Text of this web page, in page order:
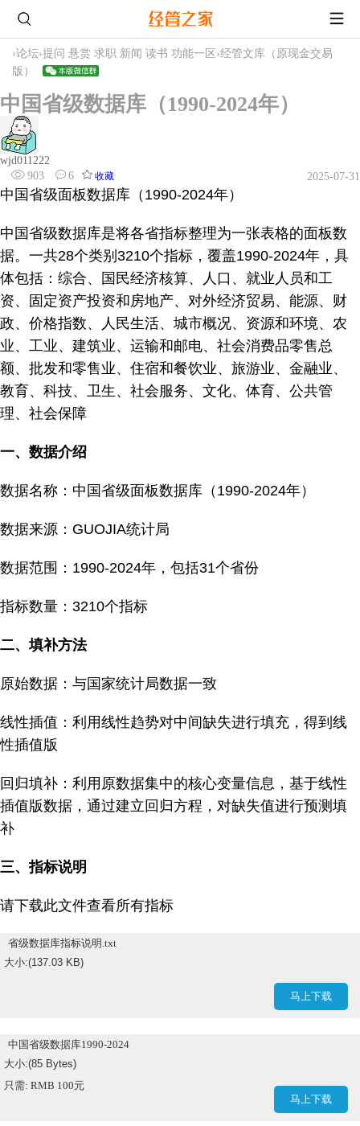
›论坛›提问 悬赏 求职 新闻 读书 功能一区 ›经管文库（原现金交易
版）
中国省级数据库（1990-2024年）
wjd011222
903
6 收藏 2025-07-31
中国省级面板数据库（1990-2024年）
中国省级数据库是将各省指标整理为一张表格的面板数
据。一共28个类别3210个指标，覆盖1990-2024年，具
体包括：综合、国民经济核算、人口、就业人员和工
资、固定资产投资和房地产、对外经济贸易、能源、财
政、价格指数、人民生活、城市概况、资源和环境、农
业、工业、建筑业、运输和邮电、社会消费品零售总
额、批发和零售业、住宿和餐饮业、旅游业、金融业、
教育、科技、卫生、社会服务、文化、体育、公共管
理、社会保障
一、数据介绍
数据名称：中国省级面板数据库（1990-2024年）
数据来源：GUOJIA统计局
数据范围：1990-2024年，包括31个省份
指标数量：3210个指标
二、填补方法
原始数据：与国家统计局数据一致
线性插值：利用线性趋势对中间缺失进行填充，得到线
性插值版
回归填补：利用原数据集中的核心变量信息，基于线性
插值版数据，通过建立回归方程，对缺失值进行预测填
补
三、指标说明
请下载此文件查看所有指标
省级数据库指标说明.txt
大小:(137.03 KB)
马上下载
中国省级数据库1990-2024
大小:(85 Bytes)
只需: RMB 100元
马上下载